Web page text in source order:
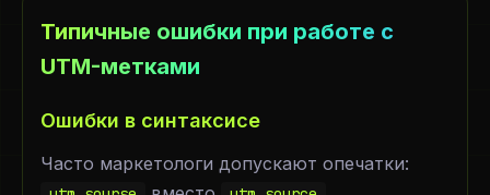
Типичные ошибки при работе с
UTM-метками
Ошибки в синтаксисе
Часто маркетологи допускают опечатки: